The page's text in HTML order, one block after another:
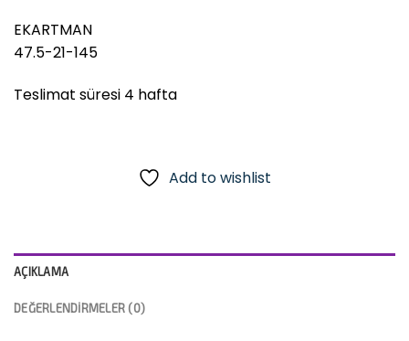
EKARTMAN
47.5-21-145
Teslimat süresi 4 hafta
Add to wishlist
AÇIKLAMA
DEĞERLENDIRMELER (0)